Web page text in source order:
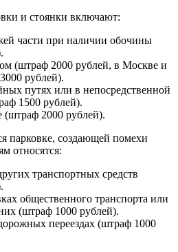
и стоянки включают:
части при наличии обочины
(штраф 2000 рублей, в Москве и
рублей).
путях или в непосредственной
1500 рублей).
(штраф 2000 рублей).
парковке, создающей помехи
относятся:
транспортных средств
общественного транспорта или
(штраф 1000 рублей).
переездах (штраф 1000